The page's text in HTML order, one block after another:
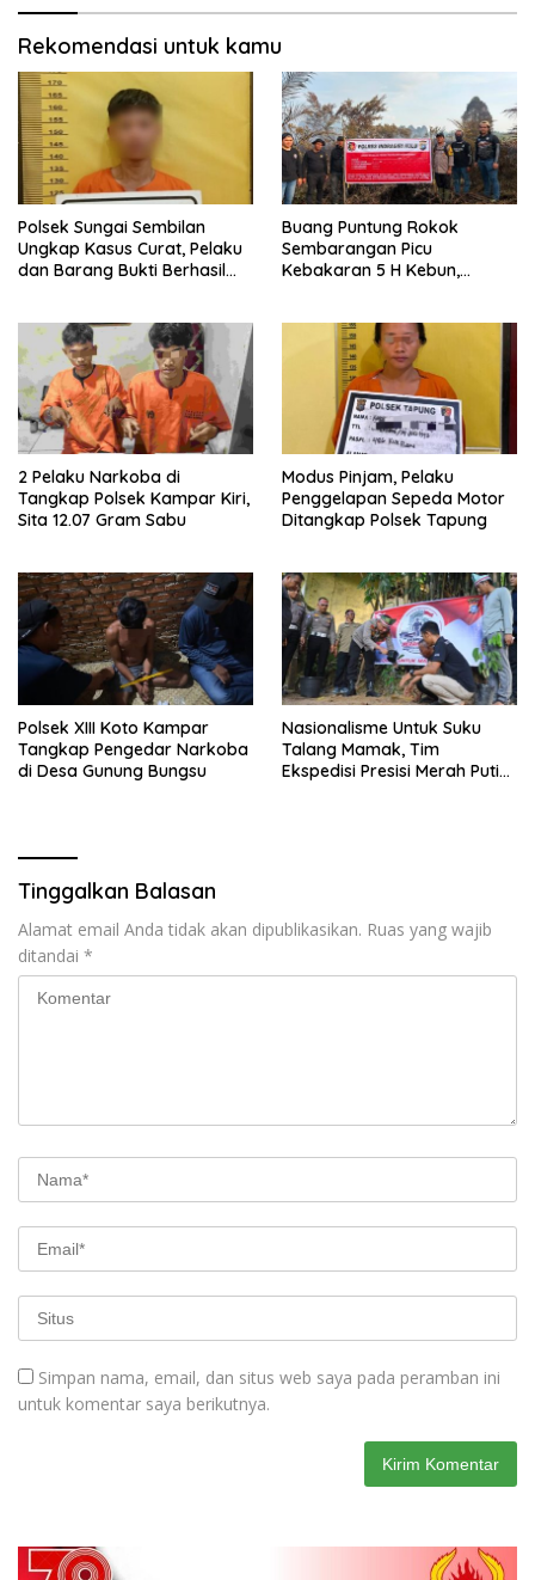
Rekomendasi untuk kamu
Polsek Sungai Sembilan
Ungkap Kasus Curat, Pelaku
dan Barang Bukti Berhasil
Buang Puntung Rokok
Sembarangan Picu
Kebakaran 5 H Kebun,
2 Pelaku Narkoba di
Tangkap Polsek Kampar Kiri,
Sita 12.07 Gram Sabu
Modus Pinjam, Pelaku
Penggelapan Sepeda Motor
Ditangkap Polsek Tapung
Polsek XIII Koto Kampar
Tangkap Pengedar Narkoba
di Desa Gunung Bungsu
Nasionalisme Untuk Suku
Talang Mamak, Tim
Ekspedisi Presisi Merah Putih
Tinggalkan Balasan
Alamat email Anda tidak akan dipublikasikan. Ruas yang wajib
ditandai *
Simpan nama, email, dan situs web saya pada peramban ini
untuk komentar saya berikutnya.